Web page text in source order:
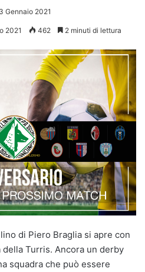
Gennaio 2021
2021 462 2 minuti di lettura
di Piero Braglia si apre con
della Turris. Ancora un derby
squadra che può essere